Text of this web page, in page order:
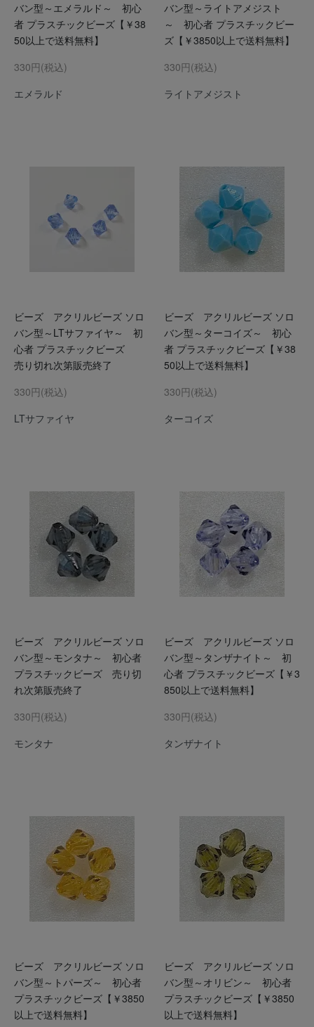
バン型～エメラルド～ 初心
者 プラスチックビーズ【￥38
50以上で送料無料】
330円(税込)
エメラルド
バン型～ライトアメジスト
～ 初心者 プラスチックビー
ズ【￥3850以上で送料無料】
330円(税込)
ライトアメジスト
ビーズ アクリルビーズ ソロ
バン型～LTサファイヤ～ 初
心者 プラスチックビーズ
売り切れ次第販売終了
330円(税込)
LTサファイヤ
ビーズ アクリルビーズ ソロ
バン型～ターコイズ～ 初心
者 プラスチックビーズ【￥38
50以上で送料無料】
330円(税込)
ターコイズ
ビーズ アクリルビーズ ソロ
バン型～モンタナ～ 初心者
プラスチックビーズ 売り切
れ次第販売終了
330円(税込)
モンタナ
ビーズ アクリルビーズ ソロ
バン型～タンザナイト～ 初
心者 プラスチックビーズ【￥3
850以上で送料無料】
330円(税込)
タンザナイト
ビーズ アクリルビーズ ソロ
バン型～トパーズ～ 初心者
プラスチックビーズ【￥3850
以上で送料無料】
ビーズ アクリルビーズ ソロ
バン型～オリビン～ 初心者
プラスチックビーズ【￥3850
以上で送料無料】